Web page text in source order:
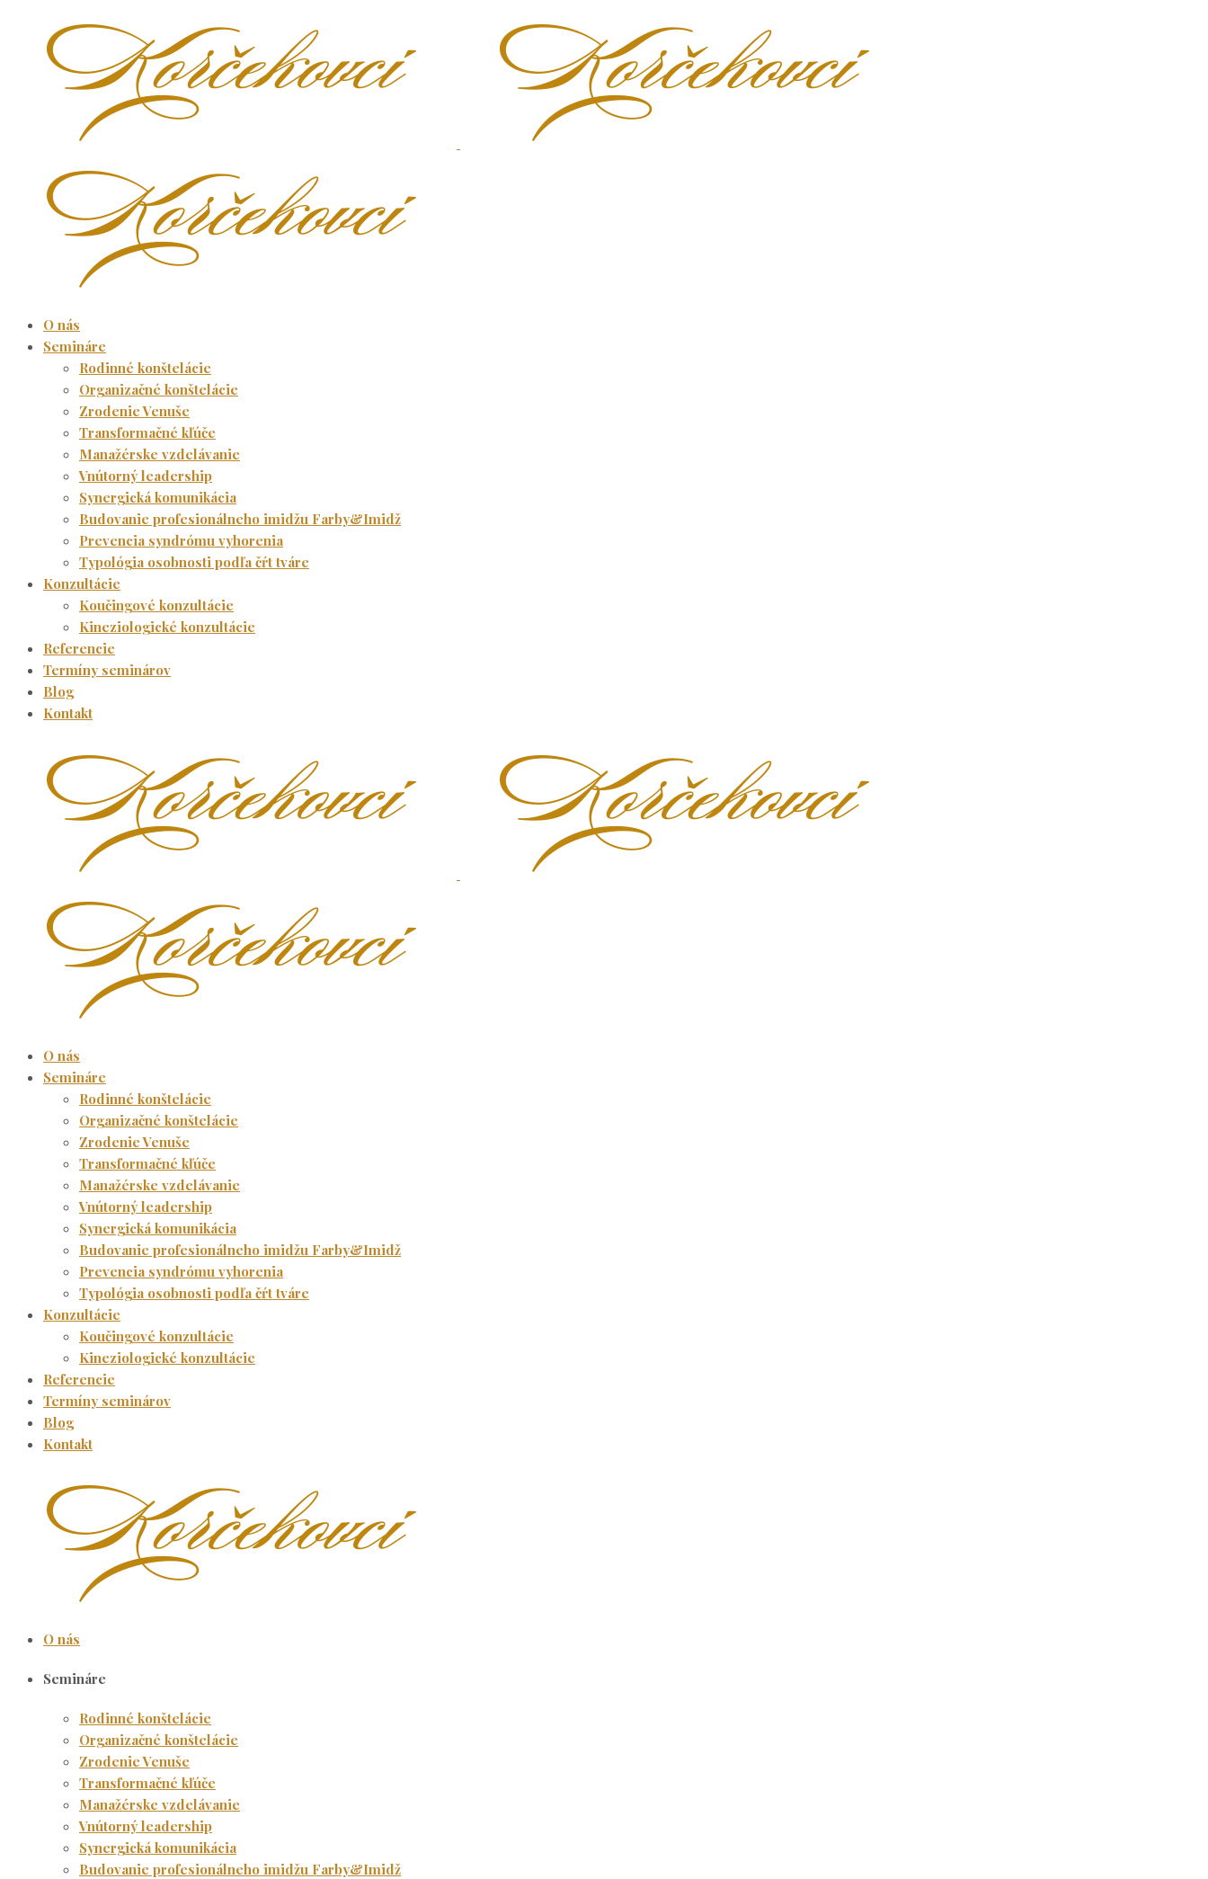
O nás
Semináre
Rodinné konštelácie
Organizačné konštelácie
Zrodenie Venuše
Transformačné kľúče
Manažérske vzdelávanie
Vnútorný leadership
Synergická komunikácia
Budovanie profesionálneho imidžu Farby&Imidž
Prevencia syndrómu vyhorenia
Typológia osobnosti podľa čŕt tváre
Konzultácie
Koučingové konzultácie
Kineziologické konzultácie
Referencie
Termíny seminárov
Blog
Kontakt
O nás
Semináre
Rodinné konštelácie
Organizačné konštelácie
Zrodenie Venuše
Transformačné kľúče
Manažérske vzdelávanie
Vnútorný leadership
Synergická komunikácia
Budovanie profesionálneho imidžu Farby&Imidž
Prevencia syndrómu vyhorenia
Typológia osobnosti podľa čŕt tváre
Konzultácie
Koučingové konzultácie
Kineziologické konzultácie
Referencie
Termíny seminárov
Blog
Kontakt
O nás
Semináre
Rodinné konštelácie
Organizačné konštelácie
Zrodenie Venuše
Transformačné kľúče
Manažérske vzdelávanie
Vnútorný leadership
Synergická komunikácia
Budovanie profesionálneho imidžu Farby&Imidž